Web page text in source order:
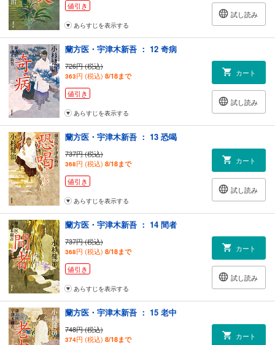
値引き
試し読み
あらすじを表示する
蘭方医・宇津木新吾 ： 12 奇病
726円 (税込)
363円 (税込) 8/18まで
値引き
カート
試し読み
あらすじを表示する
蘭方医・宇津木新吾 ： 13 恐喝
737円 (税込)
368円 (税込) 8/18まで
値引き
カート
試し読み
あらすじを表示する
蘭方医・宇津木新吾 ： 14 間者
737円 (税込)
368円 (税込) 8/18まで
値引き
カート
試し読み
あらすじを表示する
蘭方医・宇津木新吾 ： 15 老中
748円 (税込)
374円 (税込) 8/18まで カート